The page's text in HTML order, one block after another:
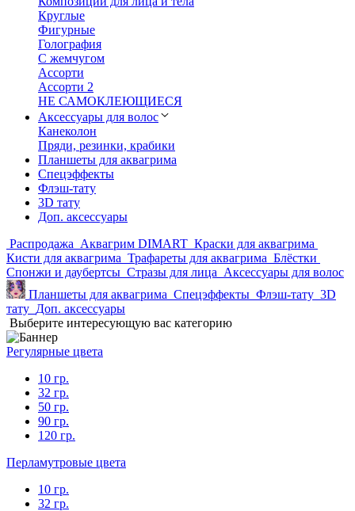
Круглые
Фигурные
Голография
С жемчугом
Ассорти
Ассорти 2
НЕ САМОКЛЕЮЩИЕСЯ
Аксессуары для волос
Канеколон
Пряди, резинки, крабики
Планшеты для аквагрима
Спецэффекты
Флэш-тату
3D тату
Доп. аксессуары
Распродажа Аквагрим DIMART Краски для аквагрима
Кисти для аквагрима Трафареты для аквагрима Блёстки
Спонжи и даубертсы Стразы для лица Аксессуары для волос
Планшеты для аквагрима Спецэффекты Флэш-тату 3D
тату Доп. аксессуары
Выберите интересующую вас категорию
Регулярные цвета
10 гр.
32 гр.
50 гр.
90 гр.
120 гр.
Перламутровые цвета
10 гр.
32 гр.